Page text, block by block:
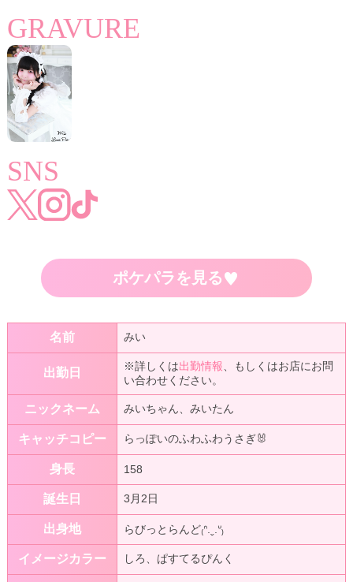
GRAVURE
SNS
ポケパラを見る ♥
名前 みい
出勤日 ※詳しくは出勤情報、もしくはお店にお問
い合わせください。
ニックネーム みいちゃん、みいたん
キャッチコピー らっぽいのふわふわうさぎ🐰
身長 158
誕生日 3月2日
出身地 らびっとらんど₍ᐢ.ˬ.ᐡ₎
イメージカラー しろ、ぱすてるぴんく